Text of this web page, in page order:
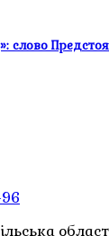
слово